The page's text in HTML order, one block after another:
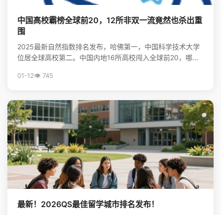
中国高校霸榜全球前20，12所非双一流竟然也杀出重
围
2025最新自然指数排名发布，哈佛第一，中国科学技术大学
位居全球高校第二。中国内地16所高校闯入全球前20，哪些
01-12👁️ 745
最新！2026QS最佳留学城市排名发布！